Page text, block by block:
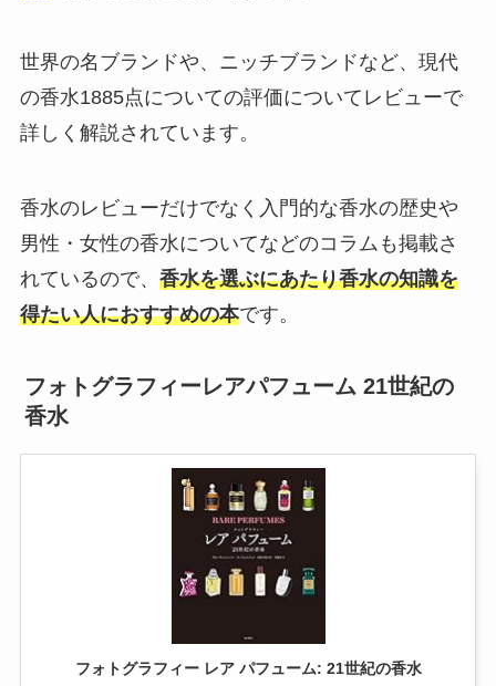
世界の名ブランドや、ニッチブランドなど、現代
の香水1885点についての評価についてレビューで
詳しく解説されています。
香水のレビューだけでなく入門的な香水の歴史や
男性・女性の香水についてなどのコラムも掲載さ
れているので、 香水を選ぶにあたり香水の知識を
得たい人におすすめの本です。
フォトグラフィーレアパフューム 21世紀の
香水
フォトグラフィー レア パフューム: 21世紀の香水